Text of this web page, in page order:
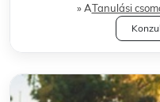
ATanulási